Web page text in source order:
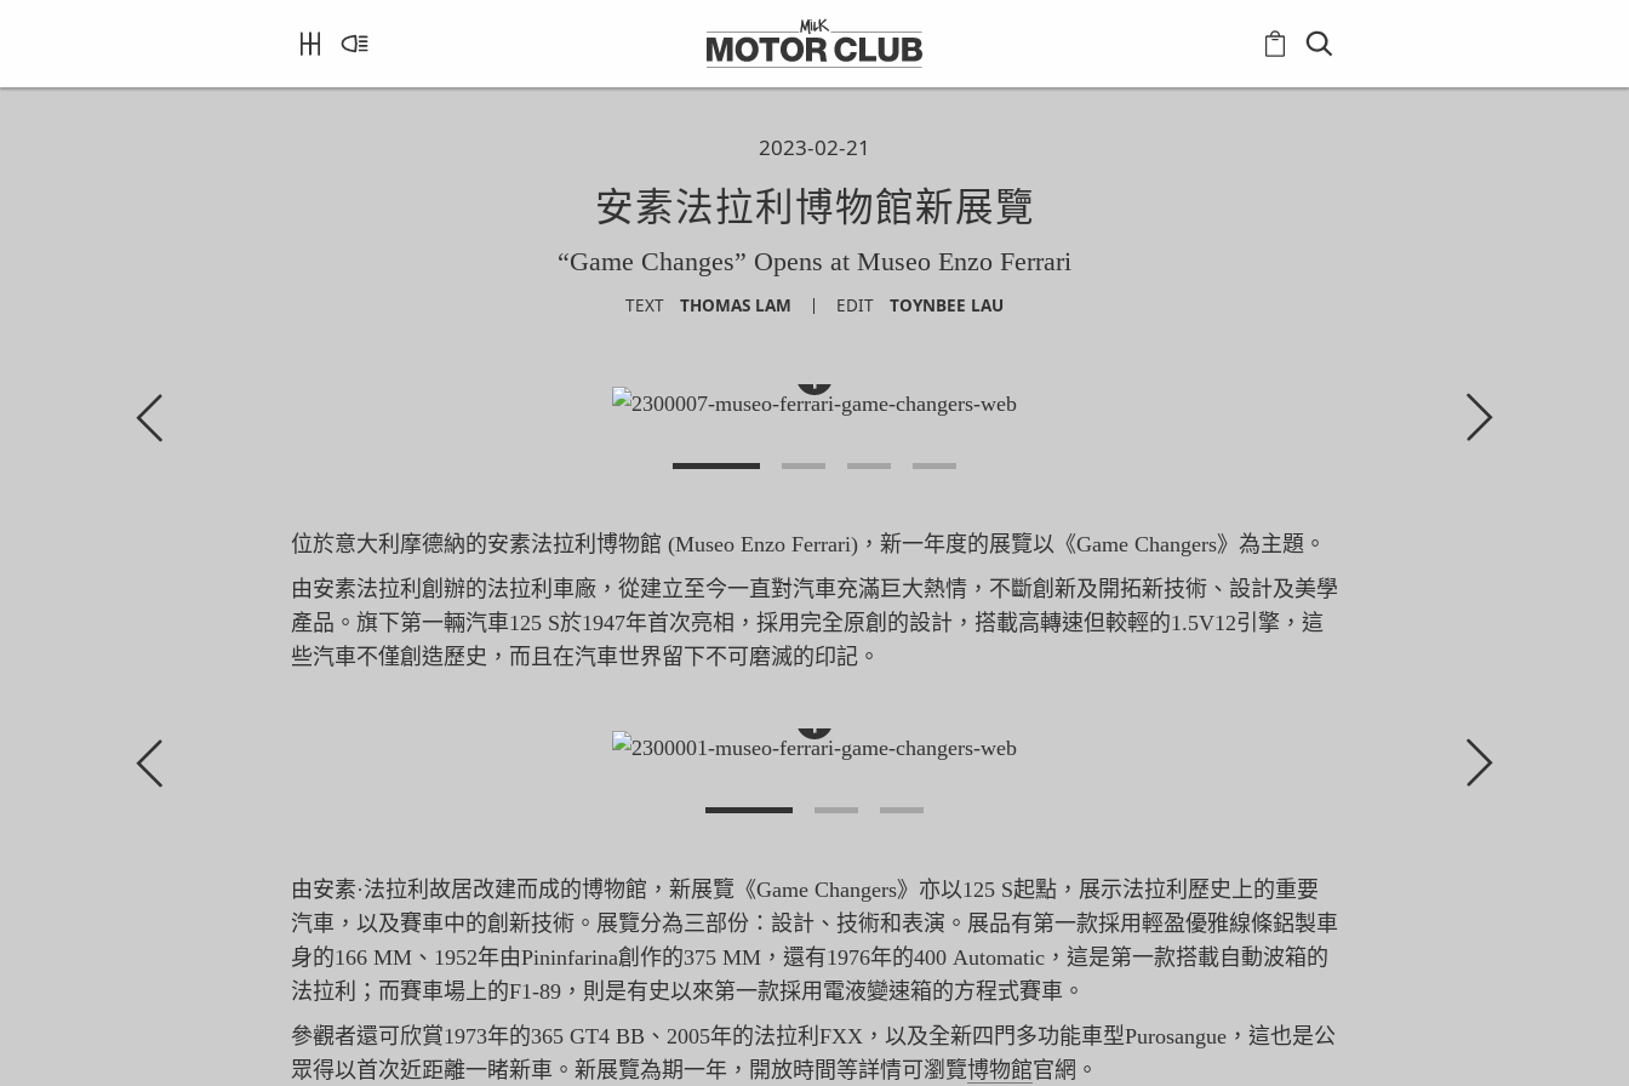
2023-02-21
安素法拉利博物館新展覽
“Game Changes” Opens at Museo Enzo Ferrari
TEXT THOMAS LAM EDIT TOYNBEE LAU
+
位於意大利摩德納的安素法拉利博物館 (Museo Enzo Ferrari)，新一年度的展覽以《Game Changers》為主題。
由安素法拉利創辦的法拉利車廠， 從建立至今一直對汽車充滿巨大熱情，不斷創新及開拓新技術、 設計及美學
產品。旗下第一輛汽車125 S於1947年首次亮相，採用完全原創的設計， 搭載高轉速但較輕的1.5V12引擎， 這
些汽車不僅創造歷史，而且在汽車世界留下不可磨滅的印記。
+
由安素·法拉利故居改建而成的博物館，新展覽《Game Changers》亦以125 S起點，展示法拉利歷史上的重要
汽車， 以及賽車中的創新技術。展覽分為三部份： 設計、技術和表演。 展品有第一款採用輕盈優雅線條鋁製車
身的166 MM、1952年由Pininfarina創作的375 MM，還有1976年的400 Automatic，這是第一款搭載自動波箱的
法拉利；而賽車場上的F1-89， 則是有史以來第一款採用電液變速箱的方程式賽車。
參觀者還可欣賞1973年的365 GT4 BB、2005年的法拉利FXX，以及全新四門多功能車型Purosangue，這也是公
眾得以首次近距離一睹新車。新展覽為期一年，開放時間等詳情可瀏覽博物館官網。